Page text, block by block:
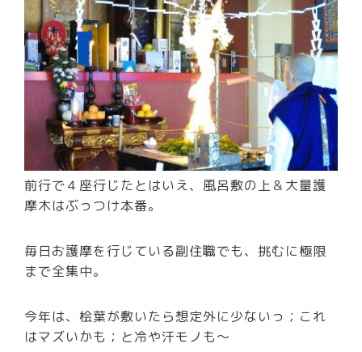
前行で４座行じたとはいえ、風呂敷の上＆大量護
摩木はぶっつけ本番。
毎日お護摩を行じている副住職でも、挑むに極限
まで全集中。
今年は、桧葉が敷いたら想定外に少ないっ；これ
はマズいかも；と冷や汗モノも～